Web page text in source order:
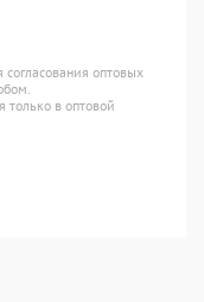
оптовых
только в оптовой